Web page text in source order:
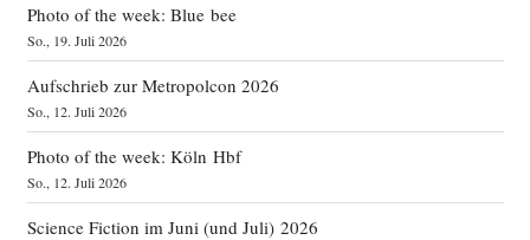
Photo of the week: Blue bee
So., 19. Juli 2026
Aufschrieb zur Metropolcon 2026
So., 12. Juli 2026
Photo of the week: Köln Hbf
So., 12. Juli 2026
Science Fiction im Juni (und Juli) 2026